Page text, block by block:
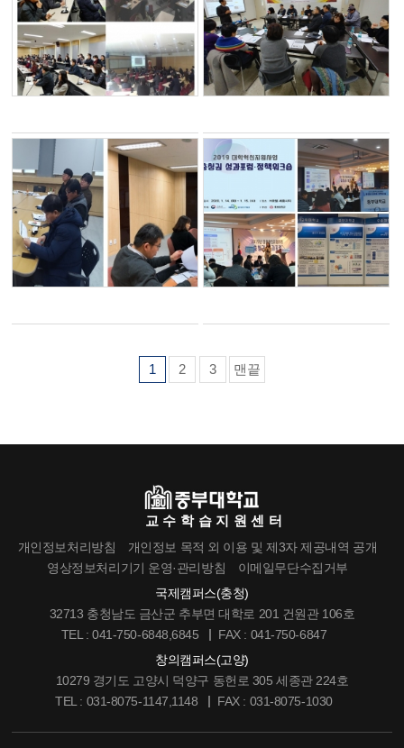
1 2 3 맨끝
교수학습지원센터
개인정보처리방침
개인정보 목적 외 이용 및 제3자 제공내역 공개
영상정보처리기기 운영·관리방침
이메일무단수집거부
국제캠퍼스(충청)
32713 충청남도 금산군 추부면 대학로 201 건원관 106호
TEL : 041-750-6848,6845
FAX : 041-750-6847
창의캠퍼스(고양)
10279 경기도 고양시 덕양구 동헌로 305 세종관 224호
TEL : 031-8075-1147,1148
FAX : 031-8075-1030